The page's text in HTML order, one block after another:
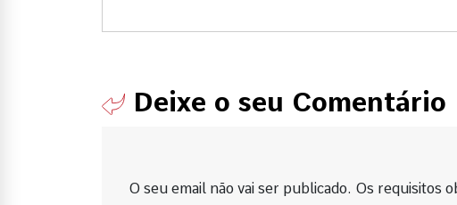
Deixe o seu Comentário
O seu email não vai ser publicado. Os requisitos